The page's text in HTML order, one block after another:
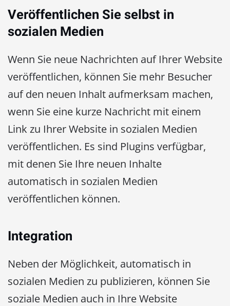
Veröffentlichen Sie selbst in
sozialen Medien
Wenn Sie neue Nachrichten auf Ihrer Website
veröffentlichen, können Sie mehr Besucher
auf den neuen Inhalt aufmerksam machen,
wenn Sie eine kurze Nachricht mit einem
Link zu Ihrer Website in sozialen Medien
veröffentlichen. Es sind Plugins verfügbar,
mit denen Sie Ihre neuen Inhalte
automatisch in sozialen Medien
veröffentlichen können.
Integration
Neben der Möglichkeit, automatisch in
sozialen Medien zu publizieren, können Sie
soziale Medien auch in Ihre Website